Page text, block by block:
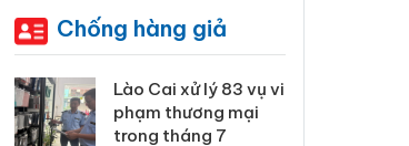
Chống hàng giả
Lào Cai xử lý 83 vụ vi
phạm thương mại
trong tháng 7